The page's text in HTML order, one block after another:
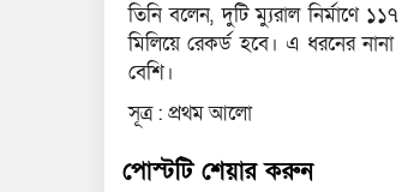
তিনি বলেন, দুটি ম্যুরাল নির্মাণে
মিলিয়ে রেকর্ড হবে। এ ধরনের
বেশি।
সূত্র : প্রথম আলো
পোস্টটি শেয়ার করুন